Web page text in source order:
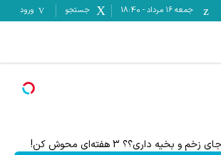
جمعه ۱۶ مرداد -
18:40 جستجو ورود
جای زخم و بخیه داری؟؟ 3 هفته‌ای محوش کن!